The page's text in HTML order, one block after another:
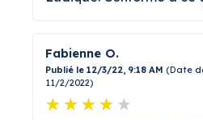
Fabienne O.
Publié le 12/3/22, 9:18 AM (Date
11/2/2022)